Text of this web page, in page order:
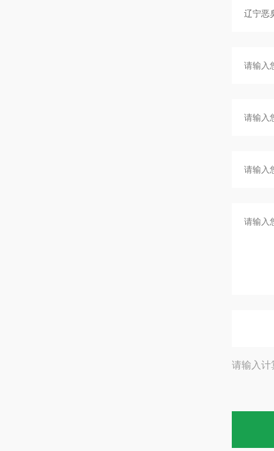
请输入计